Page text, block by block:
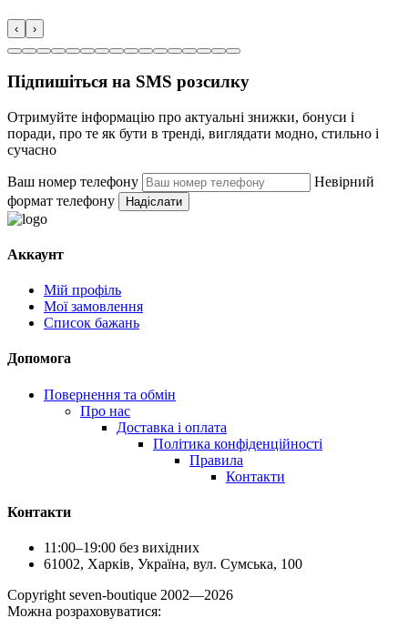
‹ ›
Підпишіться на SMS розсилку
Отримуйте інформацію про актуальні знижки, бонуси і
поради, про те як бути в тренді, виглядати модно, стильно і
сучасно
Ваш номер телефону
Невірний
формат телефону
Надіслати
Аккаунт
Мій профіль
Мої замовлення
Список бажань
Допомога
Повернення та обмін
Про нас
Доставка і оплата
Політика конфіденційності
Правила
Контакти
Контакти
11:00–19:00 без вихідних
61002, Харків, Україна, вул. Сумська, 100
Сopyright seven-boutique 2002—2026
Можна розраховуватися: